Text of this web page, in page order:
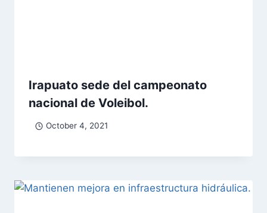
Irapuato sede del campeonato
nacional de Voleibol.
October 4, 2021